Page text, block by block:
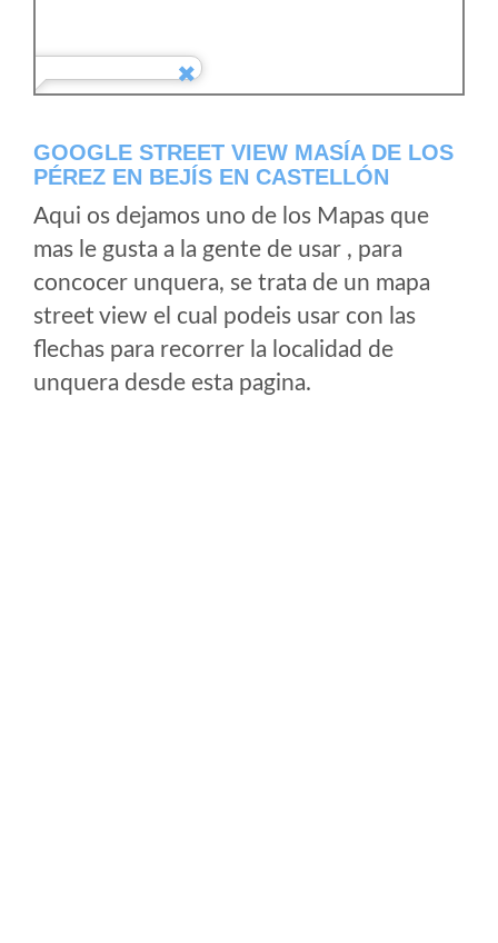
GOOGLE STREET VIEW MASÍA DE LOS
PÉREZ EN BEJÍS EN CASTELLÓN
Aqui os dejamos uno de los Mapas que
mas le gusta a la gente de usar , para
concocer unquera, se trata de un mapa
street view el cual podeis usar con las
flechas para recorrer la localidad de
unquera desde esta pagina.